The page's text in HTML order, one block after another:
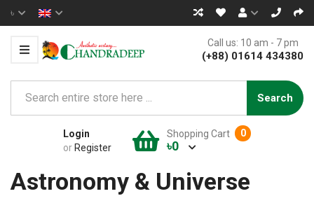
৳
Call us: 10 am - 7 pm
(+88) 01614 434380
Search
Login
or Register
0
Shopping Cart
৳0
Astronomy & Universe